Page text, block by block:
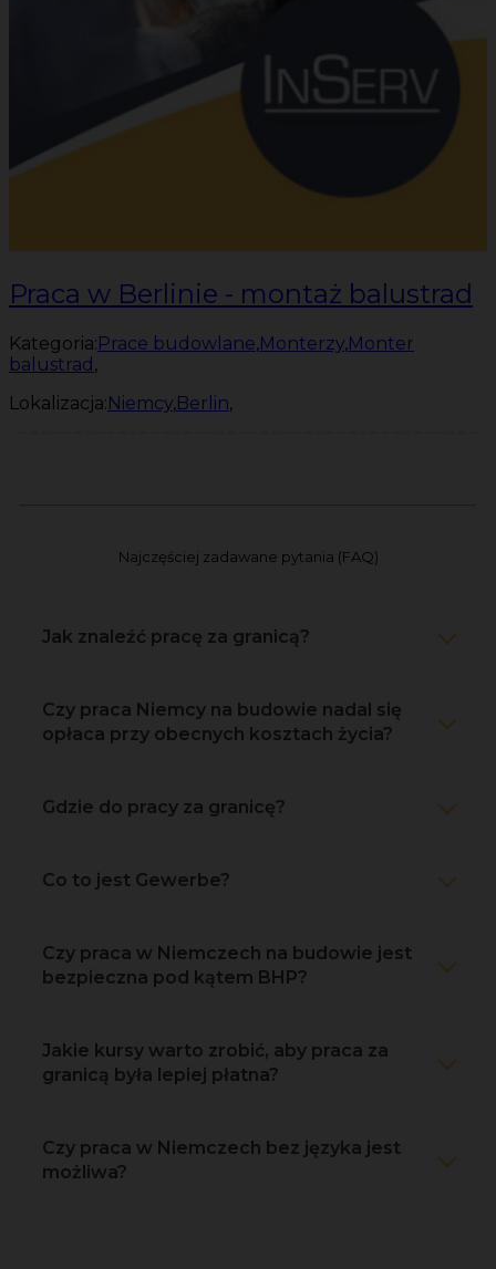
Praca w Berlinie - montaż balustrad
Kategoria:Prace budowlane,Monterzy,Monter
balustrad ,
Lokalizacja:Niemcy,Berlin,
Najczęściej zadawane pytania (FAQ)
Jak znaleźć pracę za granicą?
Czy praca Niemcy na budowie nadal się
opłaca przy obecnych kosztach życia?
Gdzie do pracy za granicę?
Co to jest Gewerbe?
Czy praca w Niemczech na budowie jest
bezpieczna pod kątem BHP?
Jakie kursy warto zrobić, aby praca za
granicą była lepiej płatna?
Czy praca w Niemczech bez języka jest
możliwa?